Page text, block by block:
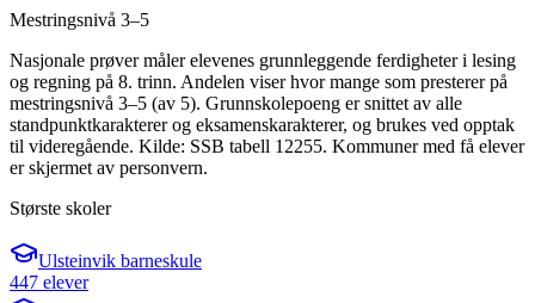
Mestringsnivå 3–5
Nasjonale prøver måler elevenes grunnleggende ferdigheter i lesing
og regning på 8. trinn. Andelen viser hvor mange som presterer på
mestringsnivå 3–5 (av 5). Grunnskolepoeng er snittet av alle
standpunktkarakterer og eksamenskarakterer, og brukes ved opptak
til videregående. Kilde: SSB tabell 12255. Kommuner med få elever
er skjermet av personvern.
Største skoler
Ulsteinvik barneskule
447 elever